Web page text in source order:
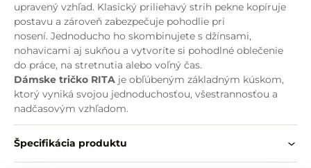
upravený vzhľad. Klasický priliehavý strih pekne kopíruje
postavu a zároveň zabezpečuje pohodlie pri
nosení. Jednoducho ho skombinujete s džínsami,
nohavicami aj sukňou a vytvoríte si pohodlné oblečenie
do práce, na stretnutia alebo voľný čas.
Dámske tričko RITA je obľúbeným základným kúskom,
ktorý vyniká svojou jednoduchosťou, všestrannosťou a
nadčasovým vzhľadom.
Vlastnosti:
jemnorebrovaný bavlnený úplet
Špecifikácia produktu